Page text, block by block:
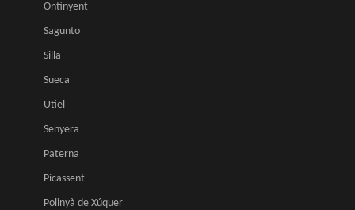
Ontinyent
Sagunto
Silla
Sueca
Utiel
Senyera
Paterna
Picassent
Polinyà de Xúquer